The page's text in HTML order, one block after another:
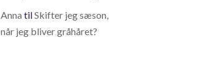
Anna tilSkifter jeg sæson,
når jeg bliver gråhåret?